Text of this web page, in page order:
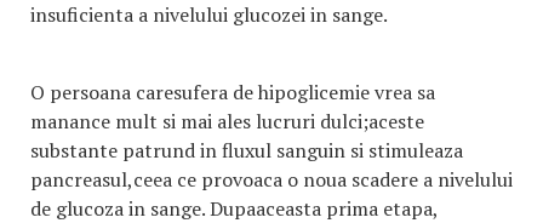
insuficienta a nivelului glucozei in sange.
O persoana caresufera de hipoglicemie vrea sa
manance mult si mai ales lucruri dulci;aceste
substante patrund in fluxul sanguin si stimuleaza
pancreasul,ceea ce provoaca o noua scadere a nivelului
de glucoza in sange. Dupaaceasta prima etapa,